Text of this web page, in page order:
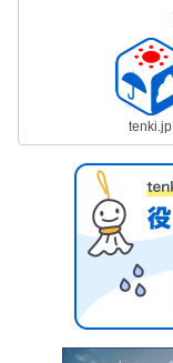
tenki.jp